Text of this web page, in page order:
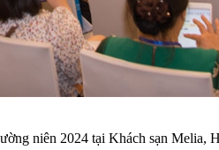
niên 2024 tại Khách sạn Melia,